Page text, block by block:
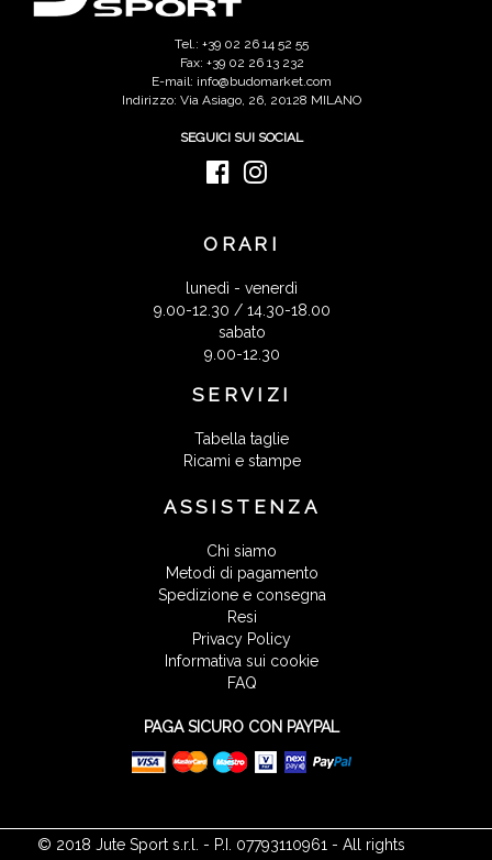
Tel.: +39 02 26 14 52 55
Fax: +39 02 26 13 232
E-mail: info@budomarket.com
Indirizzo: Via Asiago, 26, 20128 MILANO
SEGUICI SUI SOCIAL
ORARI
lunedì - venerdì
9.00-12.30 / 14.30-18.00
sabato
9.00-12.30
SERVIZI
Tabella taglie
Ricami e stampe
ASSISTENZA
Chi siamo
Metodi di pagamento
Spedizione e consegna
Resi
Privacy Policy
Informativa sui cookie
FAQ
PAGA SICURO CON PAYPAL
© 2018 Jute Sport s.r.l. - P.I. 07793110961 - All rights